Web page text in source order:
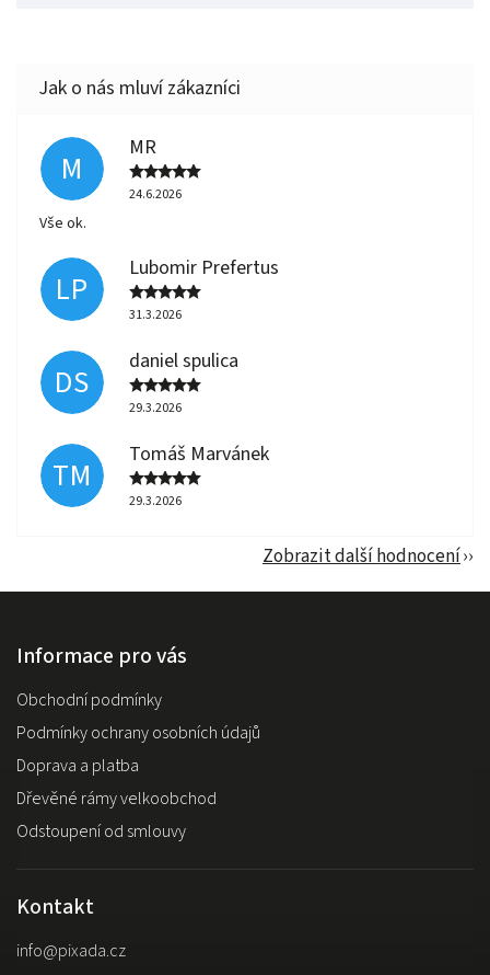
M
MR
24.6.2026
Vše ok.
LP
Lubomir Prefertus
31.3.2026
DS
daniel spulica
29.3.2026
TM
Tomáš Marvánek
29.3.2026
Zobrazit další hodnocení
Informace pro vás
Obchodní podmínky
Podmínky ochrany osobních údajů
Doprava a platba
Dřevěné rámy velkoobchod
Odstoupení od smlouvy
Kontakt
info@pixada.cz